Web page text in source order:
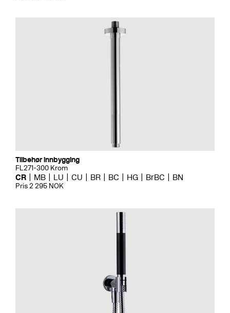
Tilbehør innbygging
FL271-300 Krom
CR MB LU CU BR BC HG BrBC BN
Pris 2 295 NOK